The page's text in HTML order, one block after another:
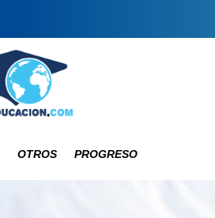
OTROS PROGRESO